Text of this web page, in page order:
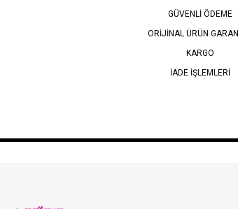
GÜVENLİ ÖDEME
ORİJİNAL ÜRÜN
KARGO
İADE İŞLEMLERİ